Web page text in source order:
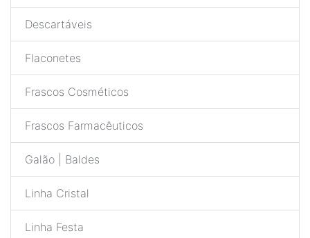
Descartáveis
Flaconetes
Frascos Cosméticos
Frascos Farmacêuticos
Galão | Baldes
Linha Cristal
Linha Festa